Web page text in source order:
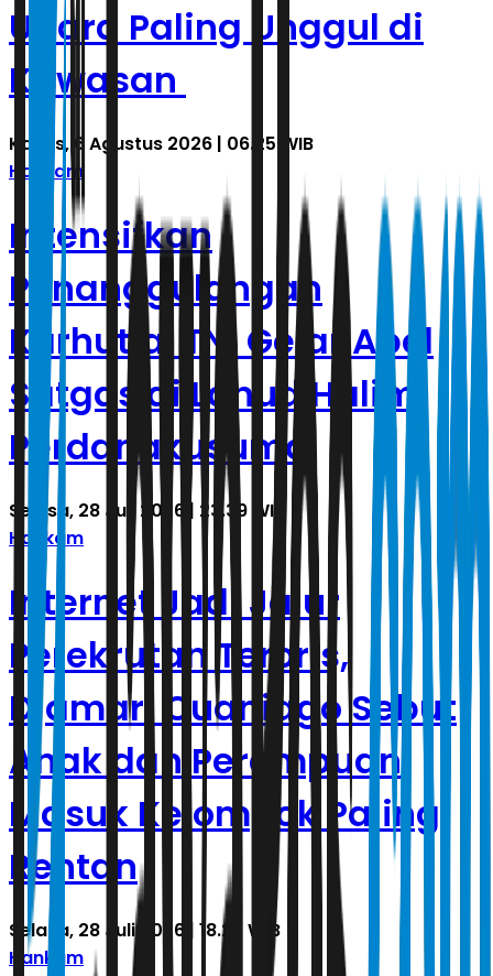
Udara Paling Unggul di
Kawasan
Kamis, 6 Agustus 2026 | 06.25 WIB
Hankam
Intensifkan
Penanggulangan
Karhutla, TNI Gelar Apel
Satgas di Lanud Halim
Perdanakusuma
Selasa, 28 Juli 2026 | 23.39 WIB
Hankam
Internet Jadi Jalur
Perekrutan Teroris,
Djamari Cuaniago Sebut
Anak dan Perempuan
Masuk Kelompok Paling
Rentan
Selasa, 28 Juli 2026 | 18.22 WIB
Hankam